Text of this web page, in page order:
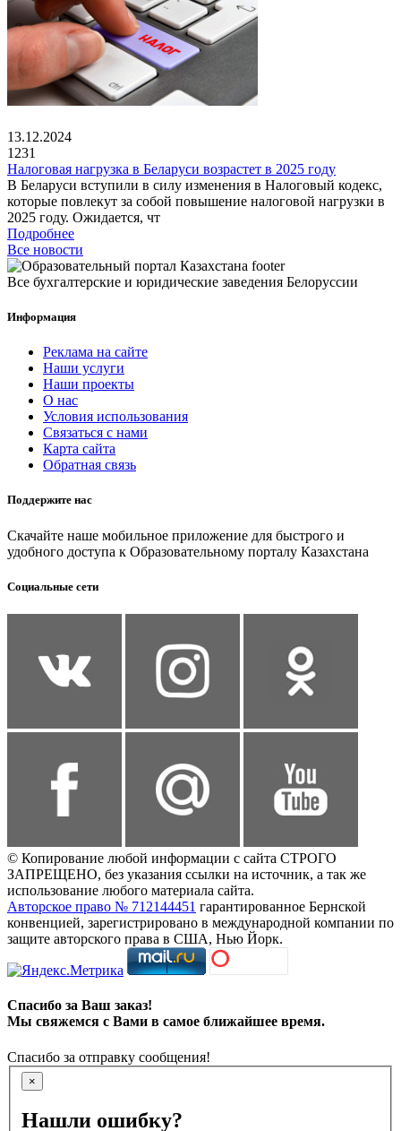
13.12.2024
1231
Налоговая нагрузка в Беларуси возрастет в 2025 году
В Беларуси вступили в силу изменения в Налоговый кодекс,
которые повлекут за собой повышение налоговой нагрузки в
2025 году. Ожидается, чт
Подробнее
Все новости
Все бухгалтерские и юридические заведения Белоруссии
Информация
Реклама на сайте
Наши услуги
Наши проекты
О нас
Условия использования
Связаться с нами
Карта сайта
Обратная связь
Поддержите нас
Скачайте наше мобильное приложение для быстрого и
удобного доступа к Образовательному порталу Казахстана
Социальные сети
© Копирование любой информации с сайта СТРОГО
ЗАПРЕЩЕНО, без указания ссылки на источник, а так же
использование любого материала сайта.
Авторское право № 712144451 гарантированное Бернской
конвенцией, зарегистрировано в международной компании по
защите авторского права в США, Нью Йорк.
Спасибо за Ваш заказ!
Мы свяжемся с Вами в самое ближайшее время.
Спасибо за отправку сообщения!
×
Нашли ошибку?